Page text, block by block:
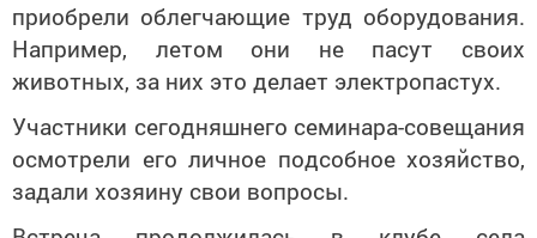
приобрели облегчающие труд оборудования.
Например, летом они не пасут своих
животных, за них это делает электропастух.
Участники сегодняшнего семинара-совещания
осмотрели его личное подсобное хозяйство,
задали хозяину свои вопросы.